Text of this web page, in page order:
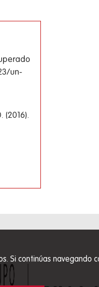
Si continúas navegando
un-